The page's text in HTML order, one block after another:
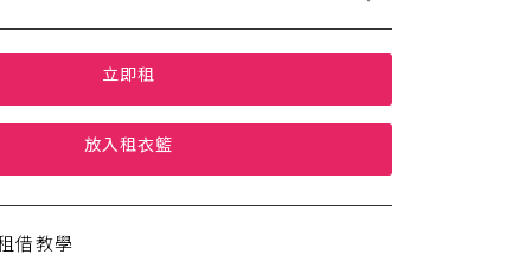
立即租
放入租衣籃
借教學